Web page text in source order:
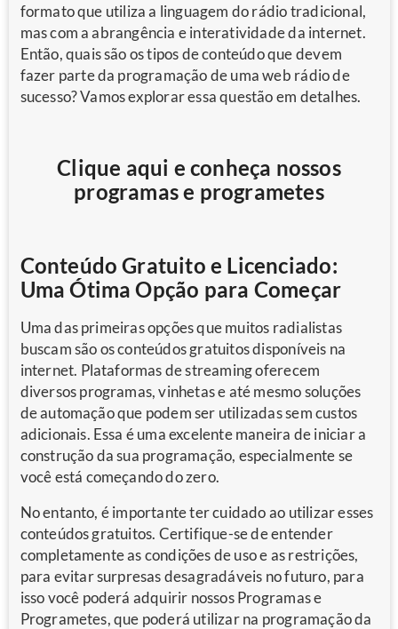
formato que utiliza a linguagem do rádio tradicional,
mas com a abrangência e interatividade da internet.
Então, quais são os tipos de conteúdo que devem
fazer parte da programação de uma web rádio de
sucesso? Vamos explorar essa questão em detalhes.
Clique aqui e conheça nossos
programas e programetes
Conteúdo Gratuito e Licenciado:
Uma Ótima Opção para Começar
Uma das primeiras opções que muitos radialistas
buscam são os conteúdos gratuitos disponíveis na
internet. Plataformas de streaming oferecem
diversos programas, vinhetas e até mesmo soluções
de automação que podem ser utilizadas sem custos
adicionais. Essa é uma excelente maneira de iniciar a
construção da sua programação, especialmente se
você está começando do zero.
No entanto, é importante ter cuidado ao utilizar esses
conteúdos gratuitos. Certifique-se de entender
completamente as condições de uso e as restrições,
para evitar surpresas desagradáveis no futuro, para
isso você poderá adquirir nossos Programas e
Programetes, que poderá utilizar na programação da